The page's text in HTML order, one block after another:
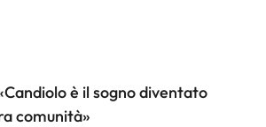
è il sogno diventato
comunità»